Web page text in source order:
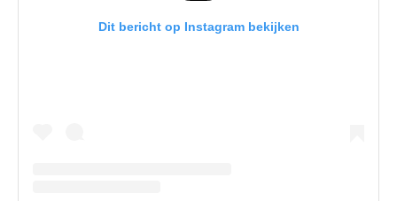
Dit bericht op Instagram bekijken